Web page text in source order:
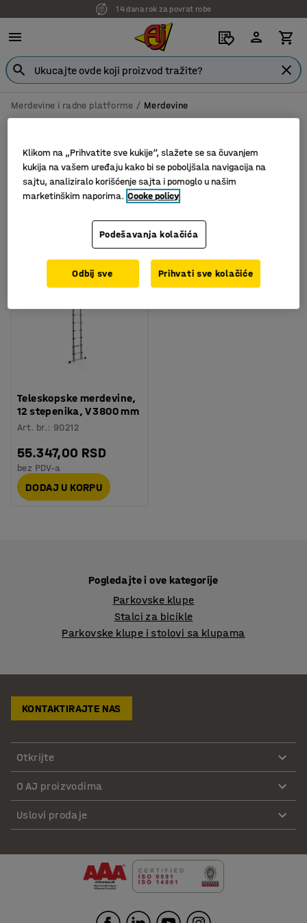
14 dana rok za povrat robe
Merdevine i radne platforme Merdevine
Filter
Teleskopske merdevine,
12 stepenika, V 3800 mm
Art. br.: 90212
55.347,00 RSD
bez PDV-a
DODAJ U KORPU
Pogledajte i ove kategorije
Parkovske klupe
Stalci za bicikle
Parkovske klupe i stolovi sa klupama
KONTAKTIRAJTE NAS
Otkrijte
O AJ proizvodima
Uslovi prodaje
Klikom na „Prihvatite sve kukije“, slažete se sa čuvanjem
kukija na vašem uređaju kako bi se poboljšala navigacija na
sajtu, analiziralo korišćenje sajta i pomoglo u našim
marketinškim naporima. Cooke policy
Podešavanja kolačića
Odbij sve Prihvati sve kolačiće